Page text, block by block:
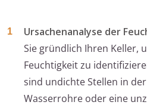
Ursachenanalyse der
Sie gründlich Ihren Keller,
Feuchtigkeit zu
sind undichte Stellen in
Wasserrohre oder eine